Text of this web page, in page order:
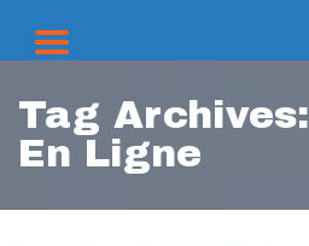
Tag Archives:
En Ligne